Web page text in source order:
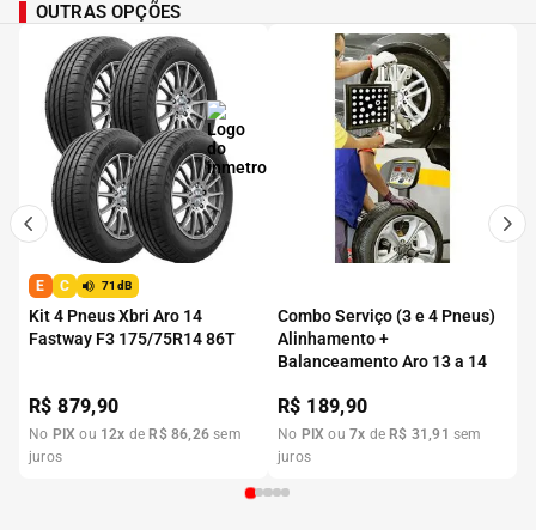
OUTRAS OPÇÕES
E C 71dB
Kit 4 Pneus Xbri Aro 14
Fastway F3 175/75R14 86T
R$879,90
No PIX ou 12x de R$ 86,26 sem
juros
Combo Serviço (3 e 4 Pneus)
Alinhamento +
Balanceamento Aro 13 a 14
R$ 189,90
No PIX ou7x de R$ 31 ,91 sem
juros